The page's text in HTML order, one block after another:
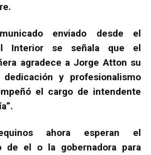
enviado desde el
Interior se señala que el
agradece a Jorge Atton su
dedicación y profesionalismo
el cargo de intendente
ahora esperan el
de el o la gobernadora para